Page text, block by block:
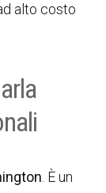
alto costo
. È un